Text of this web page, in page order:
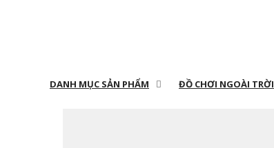
DANH MỤC SẢN PHẨM ĐỒ CHƠI NGOÀI TRỜI